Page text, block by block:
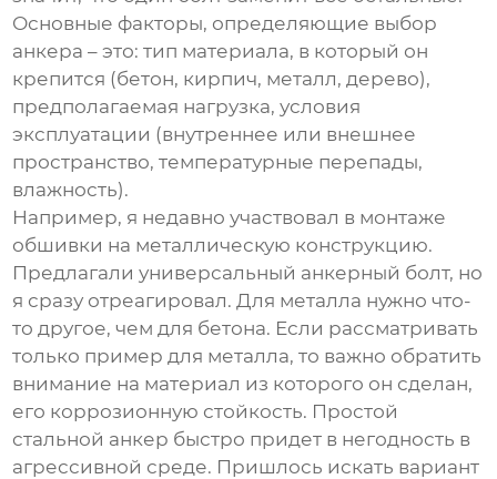
Основные факторы, определяющие выбор
анкера – это: тип материала, в который он
крепится (бетон, кирпич, металл, дерево),
предполагаемая нагрузка, условия
эксплуатации (внутреннее или внешнее
пространство, температурные перепады,
влажность).
Например, я недавно участвовал в монтаже
обшивки на металлическую конструкцию.
Предлагалиуниверсальный анкерный болт, но
я сразу отреагировал. Для металла нужно что-
то другое, чем для бетона. Если рассматривать
только пример для металла, то важно обратить
внимание на материал из которого он сделан,
его коррозионную стойкость. Простой
стальной анкер быстро придет в негодность в
агрессивной среде. Пришлось искать вариант